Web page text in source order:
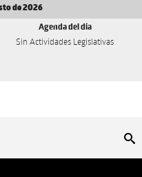
de 2026
Agenda del día
Sin Actividades Legislativas